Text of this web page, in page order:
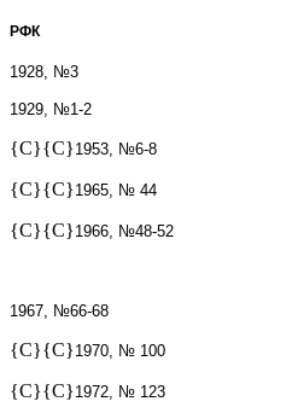
РФК
1928, №3
1929, №1-2
{C}{C}1953, №6-8
{C}{C}1965, № 44
{C}{C}1966, №48-52
1967, №66-68
{C}{C}1970, № 100
{C}{C}1972, № 123